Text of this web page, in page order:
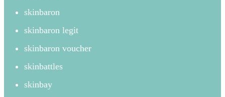
skinbaron
skinbaron legit
skinbaron voucher
skinbattles
skinbay